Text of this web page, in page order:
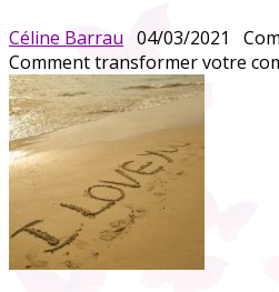
Céline Barrau 04/03/2021
Comment transformer votre